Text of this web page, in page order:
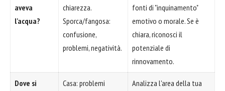
aveva
l'acqua?
chiarezza.
Sporca/fangosa:
confusione,
problemi, negatività.
fonti di "inquinamento"
emotivo o morale. Se è
chiara, riconosci il
potenziale di
rinnovamento.
Dove si
Casa: problemi
Analizza l'area della tua